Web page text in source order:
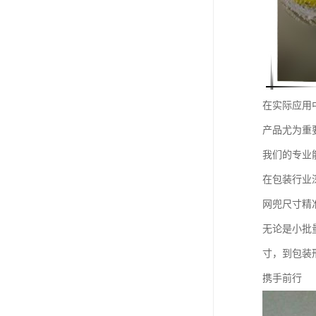
在实际应用
产品尤为重
我们的专业
在包装行业
网兜尺寸精
无论是小批
寸，到包装
携手前行